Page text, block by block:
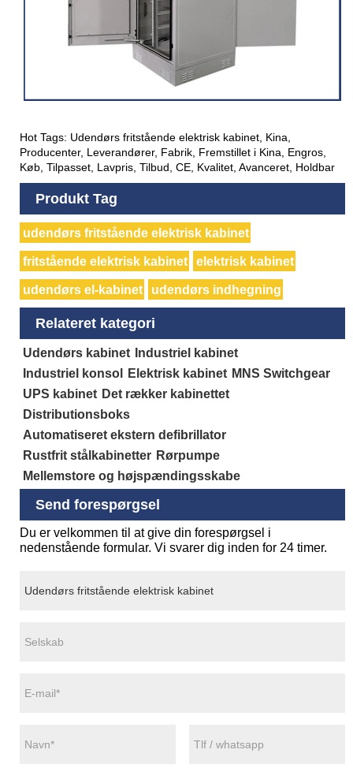
Hot Tags: Udendørs fritstående elektrisk kabinet, Kina,
Producenter, Leverandører, Fabrik, Fremstillet i Kina, Engros,
Køb, Tilpasset, Lavpris, Tilbud, CE, Kvalitet, Avanceret, Holdbar
Produkt Tag
udendørs fritstående elektrisk kabinet
fritstående elektrisk kabinet elektrisk kabinet
udendørs el-kabinet udendørs indhegning
Relateret kategori
Udendørs kabinet
Industriel kabinet
Industriel konsol
Elektrisk kabinet MNS Switchgear
UPS kabinet Det rækker kabinettet
Distributionsboks
Automatiseret ekstern defibrillator
Rustfrit stålkabinetter Rørpumpe
Mellemstore og højspændingsskabe
Send forespørgsel
Du er velkommen til at give din forespørgsel i
nedenstående formular. Vi svarer dig inden for 24 timer.